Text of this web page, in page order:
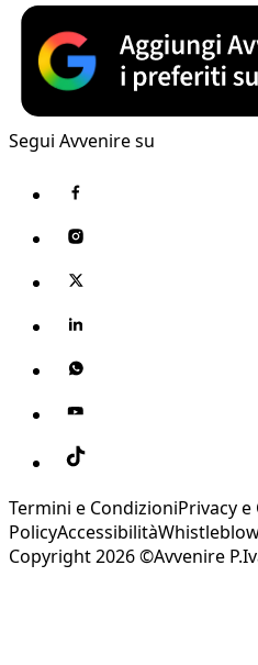
Segui Avvenire su
Termini e CondizioniPrivacy e
PolicyAccessibilità
Copyright 2026 ©Avvenire